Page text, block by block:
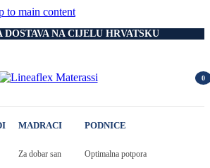
to main content
DOSTAVA NA CIJELU HRVATSKU
0
MADRACI
Za dobar san
PODNICE
Optimalna potpora